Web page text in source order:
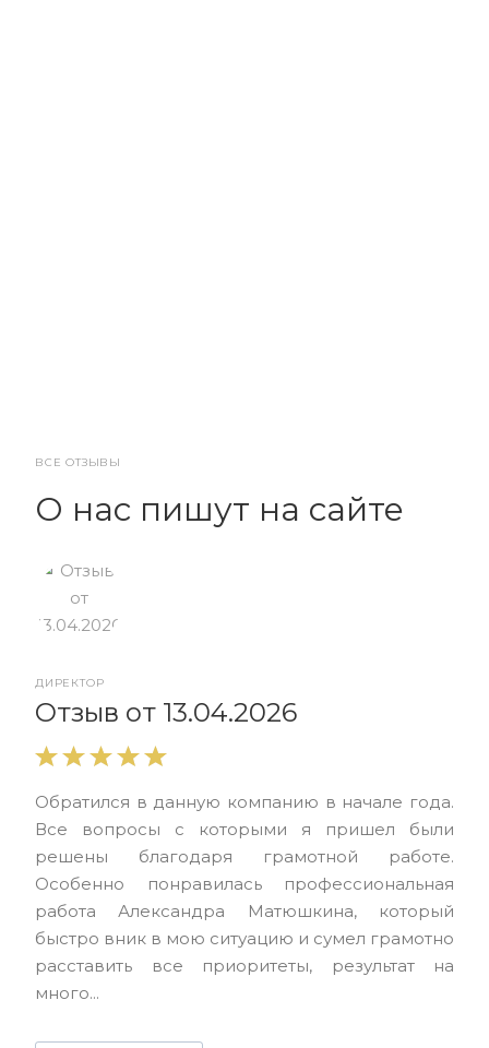
ВСЕ ОТЗЫВЫ
О нас пишут на сайте
ДИРЕКТОР
Отзыв от 13.04.2026
Обратился в данную компанию в начале года.
Все вопросы с которыми я пришел были
решены благодаря грамотной работе.
Особенно понравилась профессиональная
работа Александра Матюшкина, который
быстро вник в мою ситуацию и сумел грамотно
расставить все приоритеты, результат на
много...